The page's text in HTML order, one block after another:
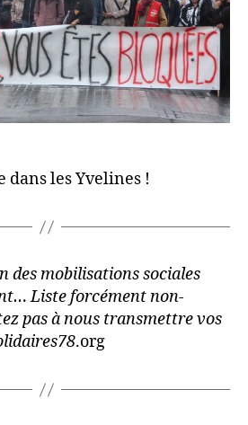
dans les Yvelines !
des mobilisations sociales
Liste forcément non-
pas à nous transmettre vos
.org